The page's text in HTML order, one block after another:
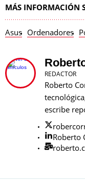
MÁS INFORMACIÓN
Asus Ordenadores
REDACTOR
Roberto
escribe
Roberto